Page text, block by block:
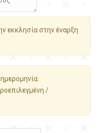
εκκλησία στην έναρξη
/